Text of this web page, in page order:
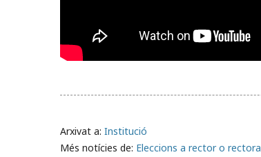
Arxivat a: Institució
Més notícies de: Eleccions a rector o rectora